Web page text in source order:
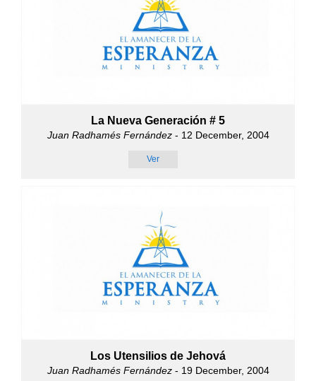
La Nueva Generación # 5
Juan Radhamés Fernández- 12 December, 2004
Ver
Los Utensilios de Jehová
Juan Radhamés Fernández- 19 December, 2004